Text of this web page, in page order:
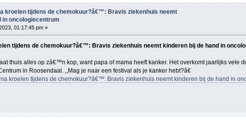
kroelen tijdens de chemokuur?â€™: Bravis ziekenhuis neemt
in oncologiecentrum
01:17:45 pm »
tijdens de chemokuur?â€™: Bravis ziekenhuis neemt kinderen bij de hand in
thuis alles op zâ€™n kop, want papa of mama heeft kanker. Het overkomt jaarlijks
in Roosendaal. ,,Mag je naar een festival als je kanker hebt?â€
kroelen tijdens de chemokuur?â€™: Bravis ziekenhuis neemt kinderen bij de hand in